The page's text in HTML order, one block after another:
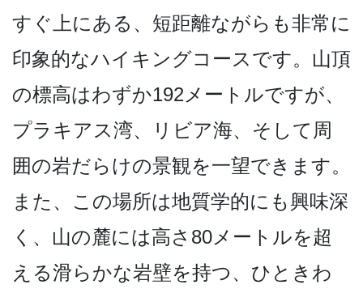
すぐ上にあ­る、短距離ながらも非常に
印象的なハイキングコース­です。山頂
の標高はわずか192メートルですが、
プ­ラキアス湾、リビア海、そして周
囲の岩だらけの景観­を一望できます。
また、この場所は地質学的にも興味­深
く、山の麓には高さ80メートルを超
える滑らかな­岩壁を持つ、ひときわ